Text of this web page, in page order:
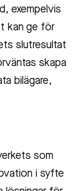
exempelvis
kan ge för
slutresultat
skapa
bilägare,
som
i syfte